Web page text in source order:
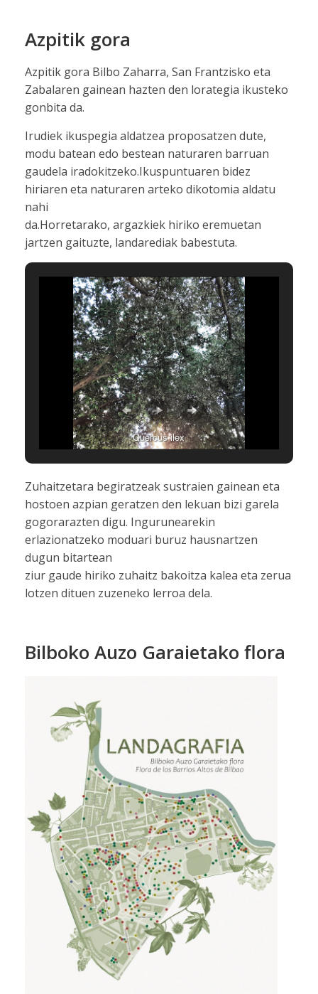
Azpitik gora
Azpitik gora Bilbo Zaharra, San Frantzisko eta
Zabalaren gainean hazten den lorategia ikusteko
gonbita da.
Irudiek ikuspegia aldatzea proposatzen dute,
modu batean edo bestean naturaren barruan
gaudela iradokitzeko.Ikuspuntuaren bidez
hiriaren eta naturaren arteko dikotomia aldatu
nahi
da.Horretarako, argazkiek hiriko eremuetan
jartzen gaituzte, landarediak babestuta.
Quercus ilex
Zuhaitzetara begiratzeak sustraien gainean eta
hostoen azpian geratzen den lekuan bizi garela
gogorarazten digu. Ingurunearekin
erlazionatzeko moduari buruz hausnartzen
dugun bitartean
ziur gaude hiriko zuhaitz bakoitza kalea eta zerua
lotzen dituen zuzeneko lerroa dela.
Bilboko Auzo Garaietako flora